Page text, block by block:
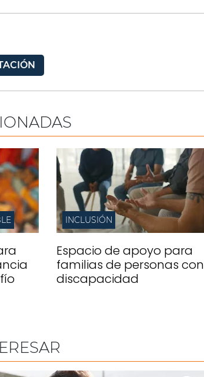
INCLUSIÓN
Espacio de apoyo para
familias de personas con
discapacidad